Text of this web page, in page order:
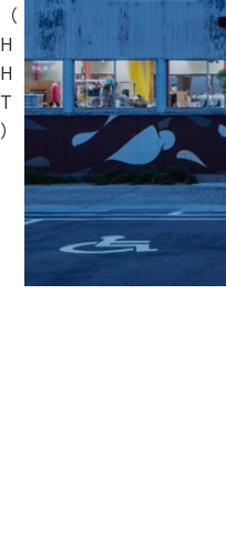
（
H
H
T
）